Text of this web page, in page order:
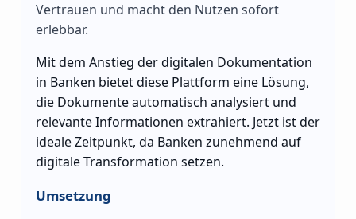
Vertrauen und macht den Nutzen sofort
erlebbar.
Mit dem Anstieg der digitalen Dokumentation
in Banken bietet diese Plattform eine Lösung,
die Dokumente automatisch analysiert und
relevante Informationen extrahiert. Jetzt ist der
ideale Zeitpunkt, da Banken zunehmend auf
digitale Transformation setzen.
Umsetzung